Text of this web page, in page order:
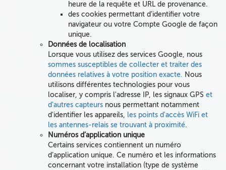
heure de la requête et URL de provenance.
des cookies permettant d’identifier votre
navigateur ou votre Compte Google de façon
unique.
Données de localisation
Lorsque vous utilisez des services Google, nous
sommes susceptibles de collecter et traiter des
données relatives à votre position exacte. Nous
utilisons différentes technologies pour vous
localiser, y compris l'adresse IP, les signaux GPS et
d'autres capteurs nous permettant notamment
d'identifier les appareils, les points d'accès WiFi et
les antennes-relais se trouvant à proximité.
Numéros d’application unique
Certains services contiennent un numéro
d’application unique. Ce numéro et les informations
concernant votre installation (type de système